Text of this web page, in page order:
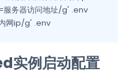
务器访问地址/g' .env
网ip/g' .env
实例启动配置